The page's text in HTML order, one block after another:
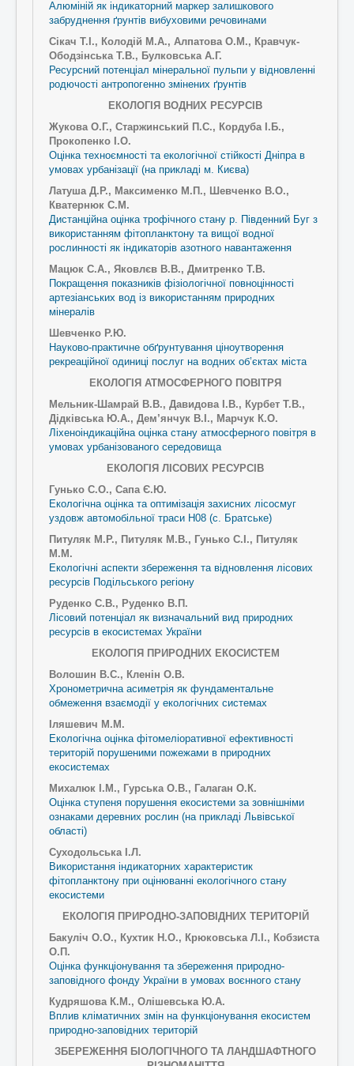
Алюміній як індикаторний маркер залишкового
забруднення ґрунтів вибуховими речовинами
Сікач Т.І., Колодій М.А., Алпатова О.М., Кравчук-
Ободзінська Т.В., Булковська А.Г.
Ресурсний потенціал мінеральної пульпи у відновленні
родючості антропогенно змінених ґрунтів
ЕКОЛОГІЯ ВОДНИХ РЕСУРСІВ
Жукова О.Г., Старжинський П.С., Кордуба І.Б.,
Прокопенко І.О.
Оцінка техноємності та екологічної стійкості Дніпра в
умовах урбанізації (на прикладі м. Києва)
Латуша Д.Р., Максименко М.П., Шевченко В.О.,
Кватернюк С.М.
Дистанційна оцінка трофічного стану р. Південний Буг з
використанням фітопланктону та вищої водної
рослинності як індикаторів азотного навантаження
Мацюк С.А., Яковлєв В.В., Дмитренко Т.В.
Покращення показників фізіологічної повноцінності
артезіанських вод із використанням природних
мінералів
Шевченко Р.Ю.
Науково-практичне обґрунтування ціноутворення
рекреаційної одиниці послуг на водних об’єктах міста
ЕКОЛОГІЯ АТМОСФЕРНОГО ПОВІТРЯ
Мельник-Шамрай В.В., Давидова І.В., Курбет Т.В.,
Дідківська Ю.А., Дем’янчук В.І., Марчук К.О.
Ліхеноіндикаційна оцінка стану атмосферного повітря в
умовах урбанізованого середовища
ЕКОЛОГІЯ ЛІСОВИХ РЕСУРСІВ
Гунько C.О., Сапа Є.Ю.
Екологічна оцінка та оптимізація захисних лісосмуг
уздовж автомобільної траси Н08 (с. Братське)
Питуляк М.Р., Питуляк М.В., Гунько С.І., Питуляк
М.М.
Екологічні аспекти збереження та відновлення лісових
ресурсів Подільського регіону
Руденко С.В., Руденко В.П.
Лісовий потенціал як визначальний вид природних
ресурсів в екосистемах України
ЕКОЛОГІЯ ПРИРОДНИХ ЕКОСИСТЕМ
Волошин В.С., Кленін О.В.
Хронометрична асиметрія як фундаментальне
обмеження взаємодії у екологічних системах
Іляшевич М.М.
Екологічна оцінка фітомеліоративної ефективності
територій порушеними пожежами в природних
екосистемах
Михалюк І.М., Гурська О.В., Галаган О.К.
Оцінка ступеня порушення екосистеми за зовнішніми
ознаками деревних рослин (на прикладі Львівської
області)
Суходольська І.Л.
Використання індикаторних характеристик
фітопланктону при оцінюванні екологічного стану
екосистеми
ЕКОЛОГІЯ ПРИРОДНО-ЗАПОВІДНИХ ТЕРИТОРІЙ
Бакуліч О.О., Кухтик Н.О., Крюковська Л.І., Кобзиста
О.П.
Оцінка функціонування та збереження природно-
заповідного фонду України в умовах воєнного стану
Кудряшова К.М., Олішевська Ю.А.
Вплив кліматичних змін на функціонування екосистем
природно-заповідних територій
ЗБЕРЕЖЕННЯ БІОЛОГІЧНОГО ТА ЛАНДШАФТНОГО